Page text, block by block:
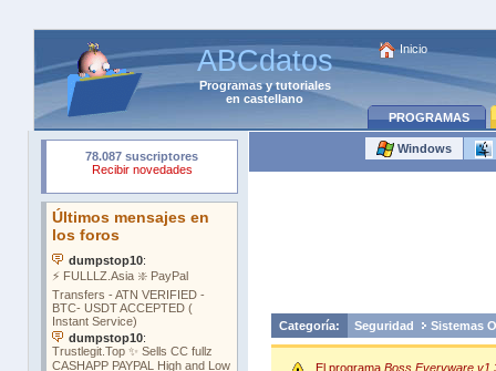
ABCdatos
Programasytutoriales
en castellano
Inicio
PROGRAMAS
Windows
Categoría: Seguridad Sistemas
El programa Boss Everyware